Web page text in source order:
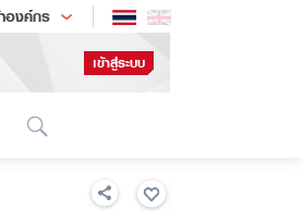
องค์กร
เทคโนโลยี
เข้าสู่ระบบ